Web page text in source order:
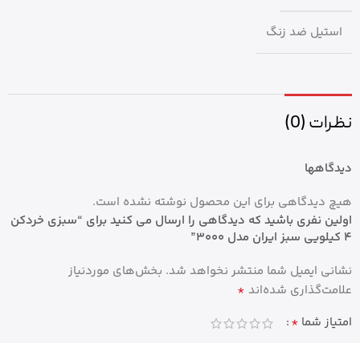
استیل ضد زنگ
نظرات (0)
دیدگاهها
هیچ دیدگاهی برای این محصول نوشته نشده است.
اولین نفری باشید که دیدگاهی را ارسال می کنید برای “سبزی خردکن
۴ کیلویی سبز ایران مدل ۳۰۰۰”
نشانی ایمیل شما منتشر نخواهد شد. بخش‌های موردنیاز
علامت‌گذاری شده‌اند *
امتیاز شما *